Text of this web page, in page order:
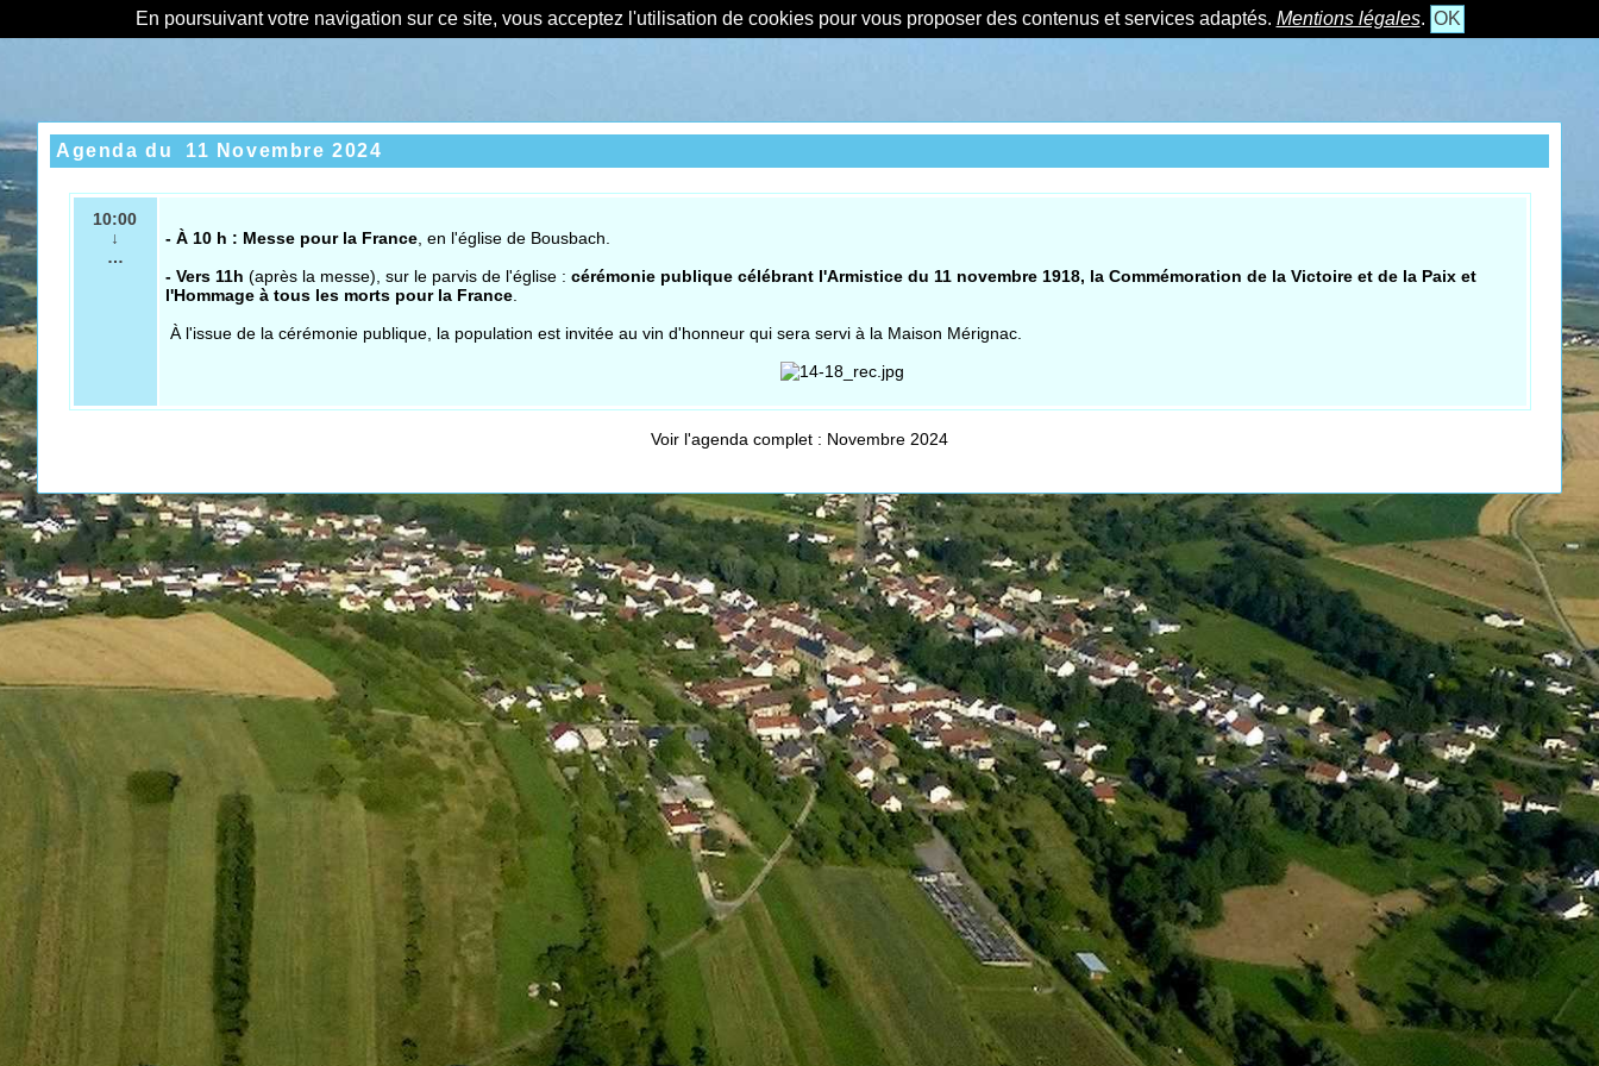
En poursuivant votre navigation sur ce site, vous acceptez l'utilisation de cookies pour vous proposer des contenus et services adaptés. Mentions légales. OK
Agenda du 11 Novembre 2024
10:00
↓
…
- À 10 h : Messe pour la France, en l'église de Bousbach.
- Vers 11h (après la messe), sur le parvis de l'église : cérémonie publique célébrant l'Armistice du 11 novembre 1918, la Commémoration de la Victoire et de la Paix et
l'Hommage à tous les morts pour la France.
À l'issue de la cérémonie publique, la population est invitée au vin d'honneur qui sera servi à la Maison Mérignac.
Voir l'agenda complet : Novembre 2024